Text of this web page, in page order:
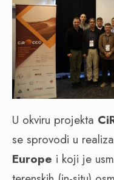
U okviru projekta
se sprovodi u
Europe i koji je